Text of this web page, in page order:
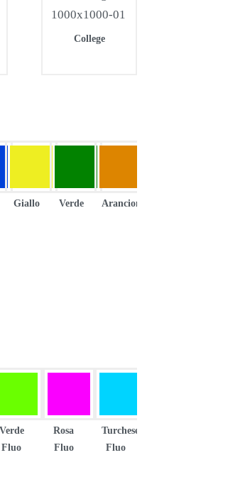
College
Giallo Verde Arancione
Verde
Fluo
Rosa
Fluo
Turchese
Fluo